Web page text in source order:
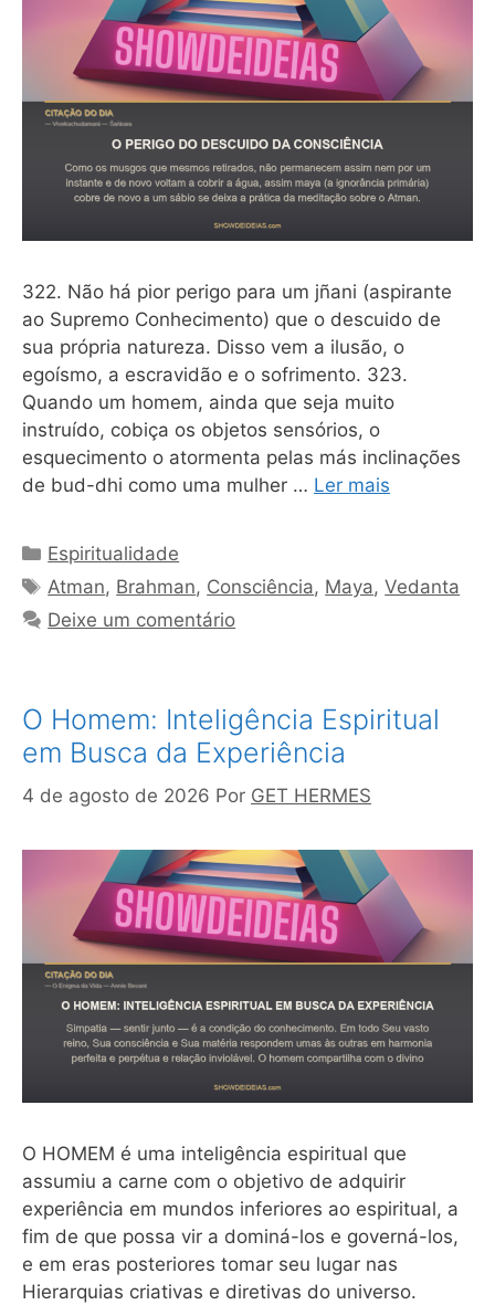
322. Não há pior perigo para um jñani (aspirante
ao Supremo Conhecimento) que o descuido de
sua própria natureza. Disso vem a ilusão, o
egoísmo, a escravidão e o sofrimento. 323.
Quando um homem, ainda que seja muito
instruído, cobiça os objetos sensórios, o
esquecimento o atormenta pelas más inclinações
de bud-dhi como uma mulher … Ler mais
Categorias
Espiritualidade
Tags
Atman, Brahman, Consciência, Maya,Vedanta
Deixe um comentário
O Homem: Inteligência Espiritual
em Busca da Experiência
4 de agosto de 2026 Por GET HERMES
O HOMEM é uma inteligência espiritual que
assumiu a carne com o objetivo de adquirir
experiência em mundos inferiores ao espiritual, a
fim de que possa vir a dominá-los e governá-los,
e em eras posteriores tomar seu lugar nas
Hierarquias criativas e diretivas do universo.